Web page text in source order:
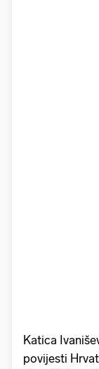
Katica
povijesti